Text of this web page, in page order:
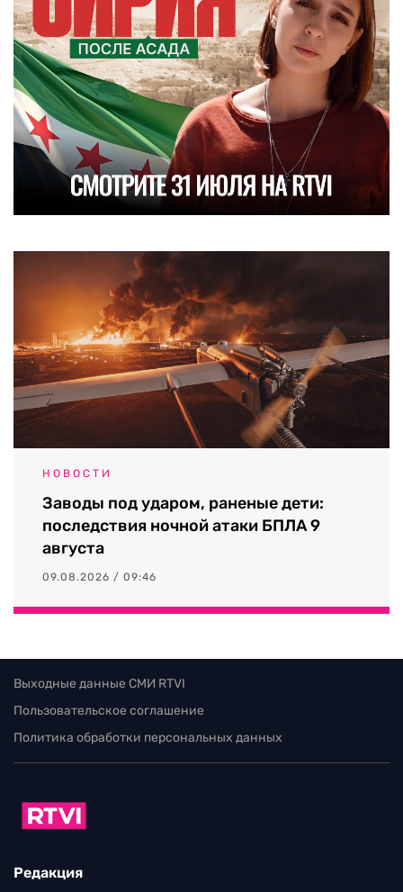
НОВОСТИ
Заводы под ударом, раненые дети:
последствия ночной атаки БПЛА 9
августа
09.08.2026 / 09:46
Выходные данные СМИ RTVI
Пользовательское соглашение
Политика обработки персональных данных
Редакция